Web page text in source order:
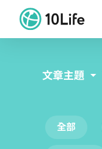
文章主題
全部